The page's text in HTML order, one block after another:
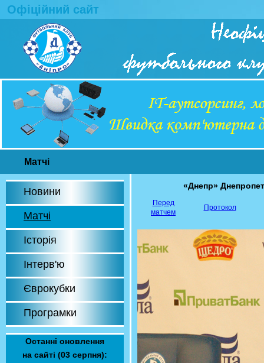
Офіційний сайт
Матчі
Новини
Матчі
Історія
Інтерв'ю
Єврокубки
Програмки
Останні оновлення
на сайті (03 серпня):
«Днепр»
Перед
матчем
Протокол